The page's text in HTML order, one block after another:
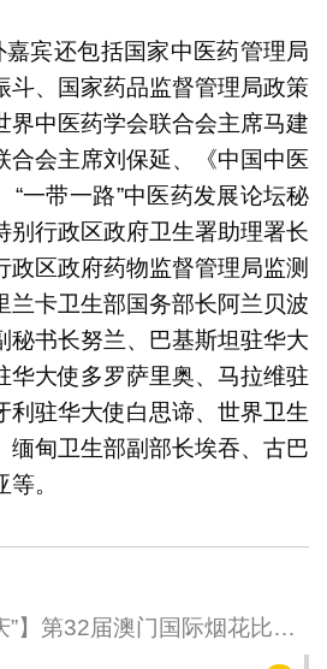
宾还包括国家中医药管理局
斗、国家药品监督管理局政策
界中医药学会联合会主席马建
合会主席刘保延、《中国中医
“一带一路”中医药发展论坛秘
别行政区政府卫生署助理署长
政区政府药物监督管理局监测
兰卡卫生部国务部长阿兰贝波
秘书长努兰、巴基斯坦驻华大
华大使多罗萨里奥、马拉维驻
利驻华大使白思谛、世界卫生
缅甸卫生部副部长埃吞、古巴
。
”】第32届澳门国际烟花比赛